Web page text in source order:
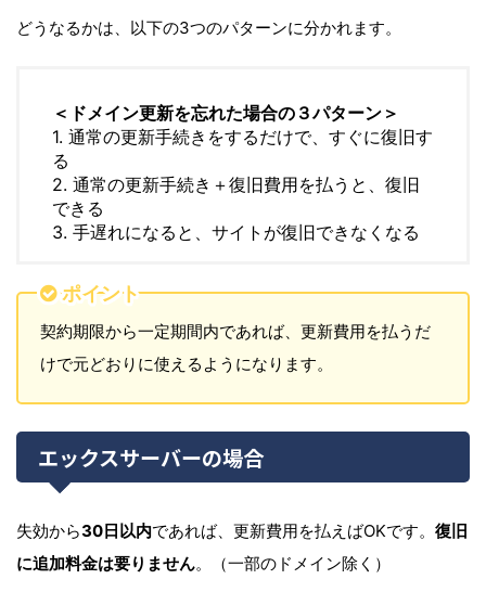
どうなるかは、以下の3つのパターンに分かれます。
＜ドメイン更新を忘れた場合の３パターン＞
1. 通常の更新手続きをするだけで、すぐに復旧す
る
2. 通常の更新手続き＋復旧費用を払うと、復旧
できる
3. 手遅れになると、サイトが復旧できなくなる
ポイント
契約期限から一定期間内であれば、更新費用を払うだ
けで元どおりに使えるようになります。
エックスサーバーの場合
失効から30日以内であれば、更新費用を払えばOKです。 復旧
に追加料金は要りません。（一部のドメイン除く）